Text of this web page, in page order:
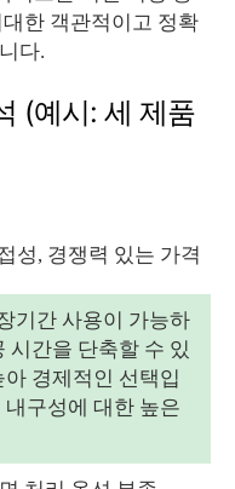
한 객관적이고 정확
다.
(예시: 세 제품
성, 경쟁력 있는 가격
기간 사용이 가능하
시간을 단축할 수 있
경제적인 선택입
구성에 대한 높은